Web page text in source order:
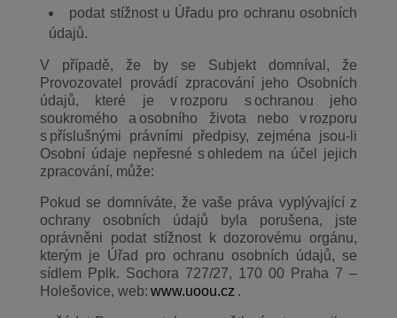
podat stížnost u Úřadu pro ochranu osobních
údajů.
V případě, že by se Subjekt domníval, že
Provozovatel provádí zpracování jeho Osobních
údajů, které je v rozporu s ochranou jeho
soukromého a osobního života nebo v rozporu
s příslušnými právními předpisy, zejména jsou-li
Osobní údaje nepřesné s ohledem na účel jejich
zpracování, může:
Pokud se domníváte, že vaše práva vyplývající z
ochrany osobních údajů byla porušena, jste
oprávněni podat stížnost k dozorovému orgánu,
kterým je Úřad pro ochranu osobních údajů, se
sídlem Pplk. Sochora 727/27, 170 00 Praha 7 –
Holešovice, web: www.uoou.cz .